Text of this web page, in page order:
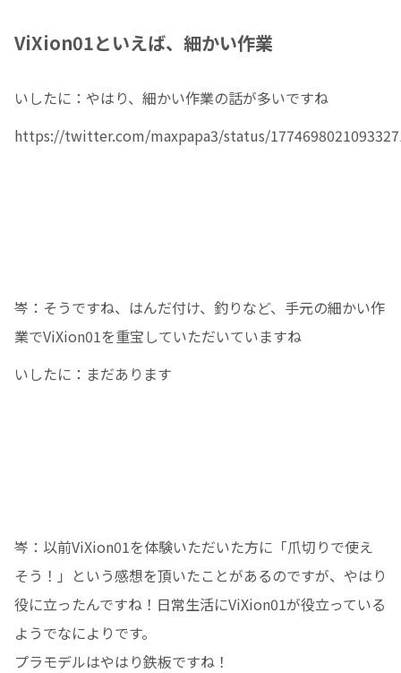
ViXion01といえば、細かい作業
いしたに：やはり、細かい作業の話が多いですね
https://twitter.com/maxpapa3/status/
岑：そうですね、はんだ付け、釣りなど、手元の細かい作
業でViXion01を重宝していただいていますね
いしたに：まだあります
岑：以前ViXion01を体験いただいた方に「爪切りで使え
そう！」という感想を頂いたことがあるのですが、やはり
役に立ったんですね！日常生活にViXion01が役立っている
ようでなによりです。
プラモデルはやはり鉄板ですね！